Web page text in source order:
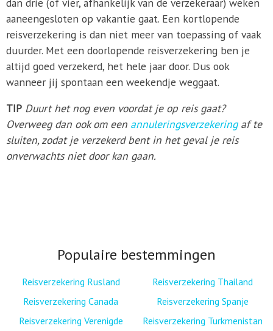
aaneengesloten op vakantie gaat. Een kortlopende
reisverzekering is dan niet meer van toepassing of vaak
duurder. Met een doorlopende reisverzekering ben je
altijd goed verzekerd, het hele jaar door. Dus ook
wanneer jij spontaan een weekendje weggaat.
TIP Duurt het nog even voordat je op reis gaat?
Overweeg dan ook om een annuleringsverzekeringaf te
sluiten, zodat je verzekerd bent in het geval je reis
onverwachts niet door kan gaan.
Populaire bestemmingen
Reisverzekering Rusland
Reisverzekering Canada
Reisverzekering Verenigde
Reisverzekering Thailand
Reisverzekering Spanje
Reisverzekering Turkmenistan